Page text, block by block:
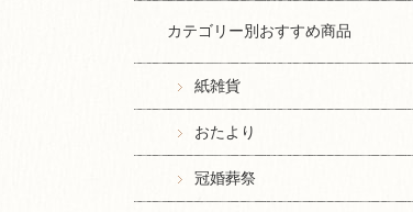
カテゴリー別おすすめ商品
紙雑貨
おたより
冠婚葬祭